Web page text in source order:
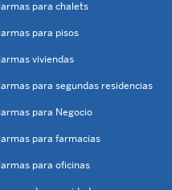
para chalets
para pisos
viviendas
para segundas residencias
para Negocio
para farmacias
para oficinas